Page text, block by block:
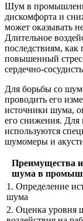
Шум в
дискомфорта и
может оказывать
Длительное
последствиям, как
повышенный
сердечно-
Для борьбы со
проводить его
источники шума,
его снижения.
используются
шумомеры и
Преимущества
шума в
1. Определение
шума
2. Оценка уровня